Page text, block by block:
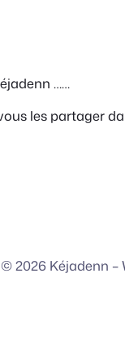
……
les partager
© 2026 Kéjadenn –